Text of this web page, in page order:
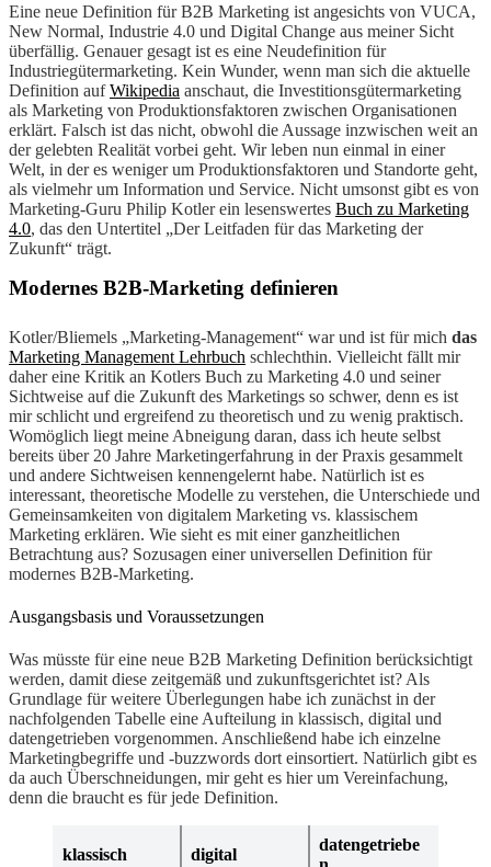
Eine neue Definition für B2B Marketing ist angesichts von VUCA,
New Normal, Industrie 4.0 und Digital Change aus meiner Sicht
überfällig. Genauer gesagt ist es eine Neudefinition für
Industriegütermarketing. Kein Wunder, wenn man sich die aktuelle
Definition aufWikipedia anschaut, die Investitionsgütermarketing
als Marketing von Produktionsfaktoren zwischen Organisationen
erklärt. Falsch ist das nicht, obwohl die Aussage inzwischen weit an
der gelebten Realität vorbei geht. Wir leben nun einmal in einer
Welt, in der es weniger um Produktionsfaktoren und Standorte geht,
als vielmehr um Information und Service. Nicht umsonst gibt es von
Marketing-Guru Philip Kotler ein lesenswertes Buch zu Marketing
4.0, das den Untertitel „Der Leitfaden für das Marketing der
Zukunft“ trägt.
Modernes B2B-Marketing definieren
Kotler/Bliemels „Marketing-Management“ war und ist für mich das
Marketing Management Lehrbuch schlechthin. Vielleicht fällt mir
daher eine Kritik an Kotlers Buch zu Marketing 4.0 und seiner
Sichtweise auf die Zukunft des Marketings so schwer, denn es ist
mir schlicht und ergreifend zu theoretisch und zu wenig praktisch.
Womöglich liegt meine Abneigung daran, dass ich heute selbst
bereits über 20 Jahre Marketingerfahrung in der Praxis gesammelt
und andere Sichtweisen kennengelernt habe. Natürlich ist es
interessant, theoretische Modelle zu verstehen, die Unterschiede und
Gemeinsamkeiten von digitalem Marketing vs. klassischem
Marketing erklären. Wie sieht es mit einer ganzheitlichen
Betrachtung aus? Sozusagen einer universellen Definition für
modernes B2B-Marketing.
Ausgangsbasis und Voraussetzungen
Was müsste für eine neue B2B Marketing Definition berücksichtigt
werden, damit diese zeitgemäß und zukunftsgerichtet ist? Als
Grundlage für weitere Überlegungen habe ich zunächst in der
nachfolgenden Tabelle eine Aufteilung in klassisch, digital und
datengetrieben vorgenommen. Anschließend habe ich einzelne
Marketingbegriffe und -buzzwords dort einsortiert. Natürlich gibt es
da auch Überschneidungen, mir geht es hier um Vereinfachung,
denn die braucht es für jede Definition.
klassisch digital
datengetriebe